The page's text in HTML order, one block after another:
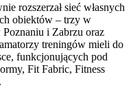
rozszerzał sieć własnych
obiektów – trzy w
i Zabrzu oraz
treningów mieli do
funkcjonujących pod
Fit Fabric, Fitness